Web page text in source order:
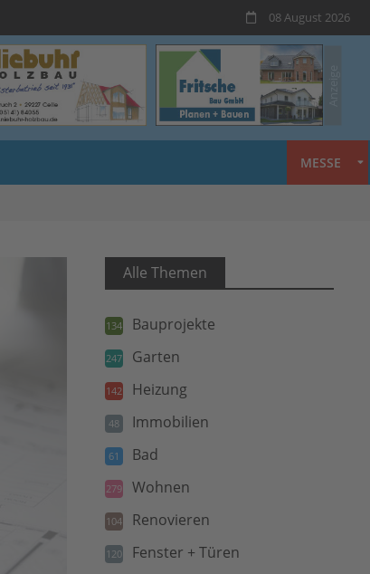
08 August 2026
MESSE
Alle Themen
134 Bauprojekte
247 Garten
142 Heizung
48 Immobilien
61 Bad
279 Wohnen
104 Renovieren
120 Fenster + Türen